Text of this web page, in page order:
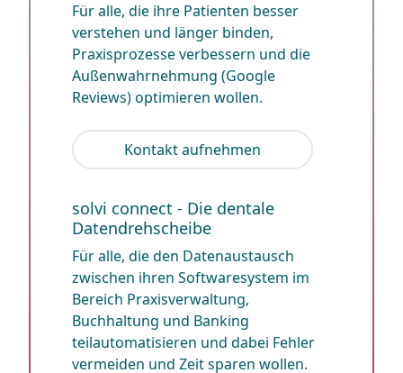
Für alle, die ihre Patienten besser
verstehen und länger binden,
Praxisprozesse verbessern und die
Außenwahrnehmung (Google
Reviews) optimieren wollen.
Kontakt aufnehmen
solvi connect - Die dentale
Datendrehscheibe
Für alle, die den Datenaustausch
zwischen ihren Softwaresystem im
Bereich Praxisverwaltung,
Buchhaltung und Banking
teilautomatisieren und dabei Fehler
vermeiden und Zeit sparen wollen.